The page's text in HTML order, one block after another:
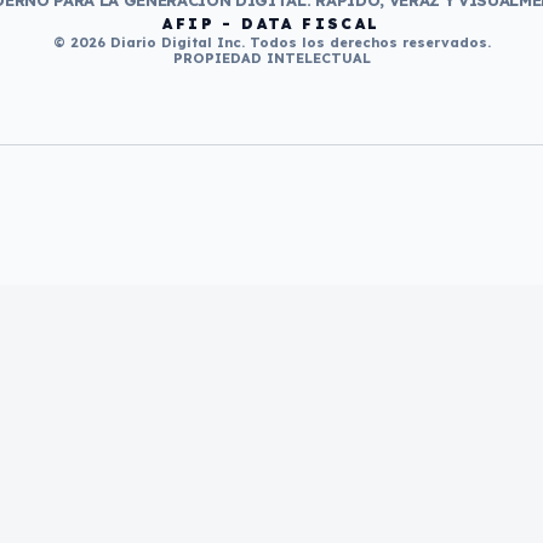
AFIP - DATA FISCAL
© 2026 Diario Digital Inc. Todos los derechos reservados.
PROPIEDAD INTELECTUAL